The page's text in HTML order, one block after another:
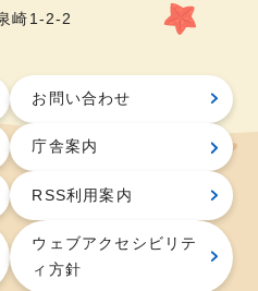
崎1-2-2
お問い合わせ
庁舎案内
RSS利用案内
ウェブアクセシビリテ
ィ方針